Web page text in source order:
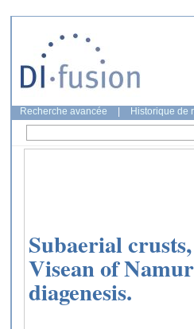
Recherche avancée Historique de
Subaerial
Visean of
diagenesis.